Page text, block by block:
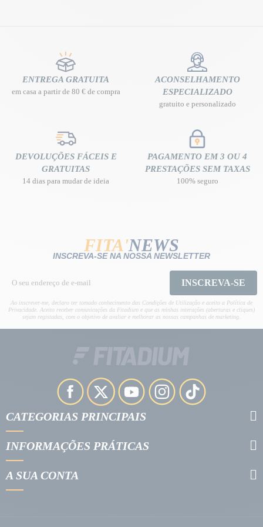
ENTREGA GRATUITA
em casa a partir de 80 € de compra
ACONSELHAMENTO
ESPECIALIZADO
gratuito e personalizado
DEVOLUÇÕES FÁCEIS E
GRATUITAS
14 dias para mudar de ideia
PAGAMENTO EM 3 OU 4
PRESTAÇÕES SEM TAXAS
100% seguro
FITA'NEWS
INSCREVA-SE NA NOSSA NEWSLETTER
INSCREVA-SE
Ao inscrever-me, declaro ter tomado conhecimento das Condições de Utilização e aceito a Política de
Privacidade. Aceito receber comunicações da Fitadium e que as minhas interações (aberturas e cliques)
sejam registadas, com o objetivo de avaliar e melhorar as nossas campanhas de marketing.
CATEGORIAS PRINCIPAIS
INFORMAÇÕES PRÁTICAS
A SUA CONTA